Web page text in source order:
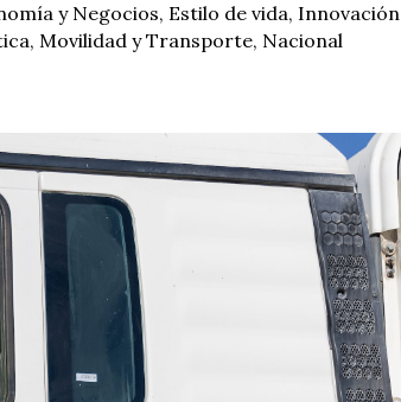
y Negocios, Estilo de vida, Innovación
, Movilidad y Transporte, Nacional